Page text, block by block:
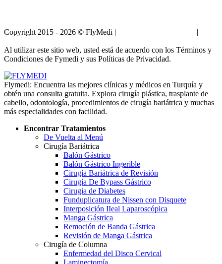
Copyright 2015 - 2026 © FlyMedi |
|
Al utilizar este sitio web, usted está de acuerdo con los Términos y
Condiciones de Fymedi y sus Políticas de Privacidad.
Flymedi: Encuentra las mejores clínicas y médicos en Turquía y
obtén una consulta gratuita. Explora cirugía plástica, trasplante de
cabello, odontología, procedimientos de cirugía bariátrica y muchas
más especialidades con facilidad.
Encontrar Tratamientos
De Vuelta al Menú
Cirugía Bariátrica
Balón Gástrico
Balón Gástrico Ingerible
Cirugía Bariátrica de Revisión
Cirugía De Bypass Gástrico
Cirugia de Diabetes
Funduplicatura de Nissen con Disquete
Interposición IIeal Laparoscópica
Manga Gástrica
Remoción de Banda Gástrica
Revisión de Manga Gástrica
Cirugía de Columna
Enfermedad del Disco Cervical
Laminectomía